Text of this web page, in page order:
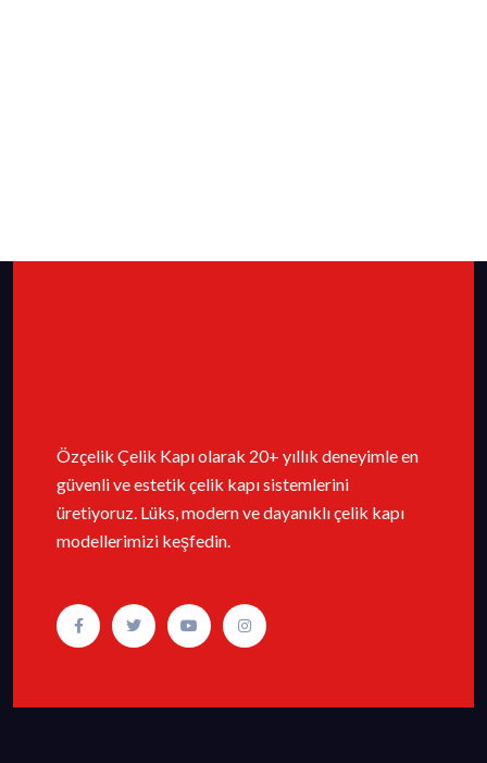
Özçelik Çelik Kapı olarak 20+ yıllık deneyimle en
güvenli ve estetik çelik kapı sistemlerini
üretiyoruz. Lüks, modern ve dayanıklı çelik kapı
modellerimizi keşfedin.